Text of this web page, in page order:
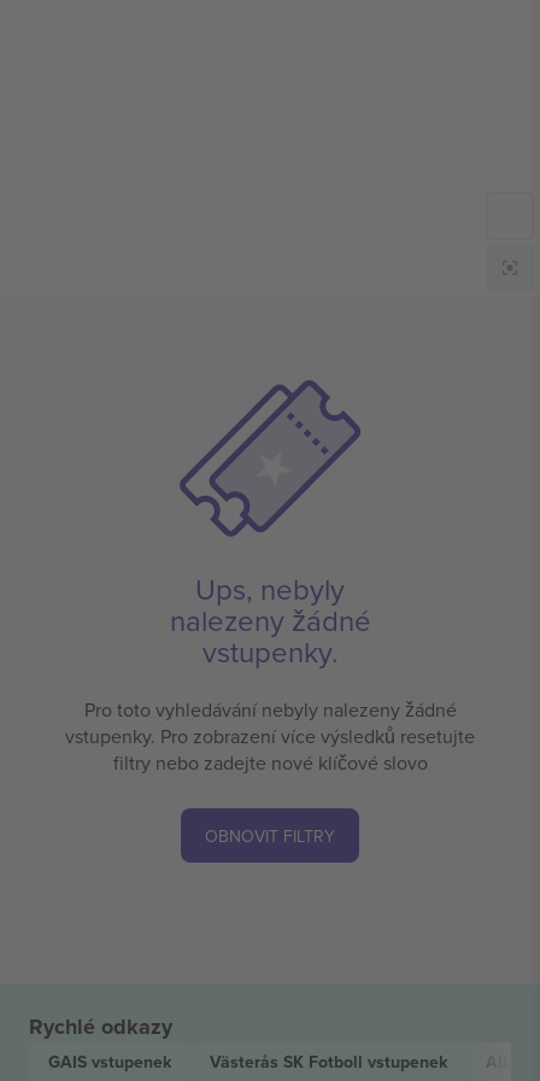
Ups, nebyly
nalezeny žádné
vstupenky.
Pro toto vyhledávání nebyly nalezeny žádné
vstupenky. Pro zobrazení více výsledků resetujte
filtry nebo zadejte nové klíčové slovo
OBNOVIT FILTRY
Rychlé odkazy
GAIS vstupenek Västerås SK Fotboll vstupenek